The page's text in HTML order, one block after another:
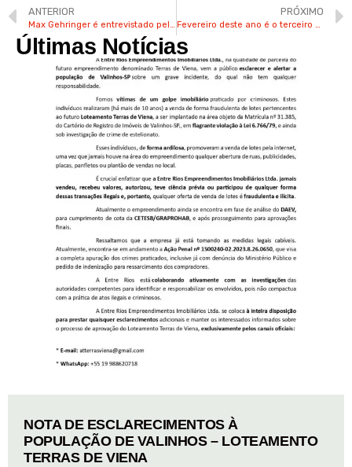
ANTERIOR
Max Gehringer é entrevistado pelo Vinícius na TV Band Campinas
PRÓXIMO
Fevereiro deste ano é o terceiro mais chuvoso em cinco anos
Últimas Notícias
NOTA DE ESCLARECIMENTOS À
POPULAÇÃO DE VALINHOS – LOTEAMENTO
TERRAS DE VIENA